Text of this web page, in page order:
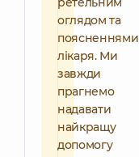
оглядом та
поясненнями
лікаря. Ми
завжди
прагнемо
надавати
найкращу
допомогу